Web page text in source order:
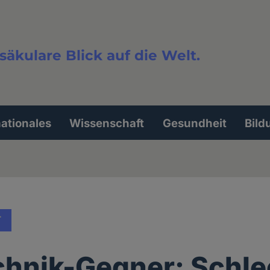
Blick auf die Welt.
Wissenschaft Gesundheit